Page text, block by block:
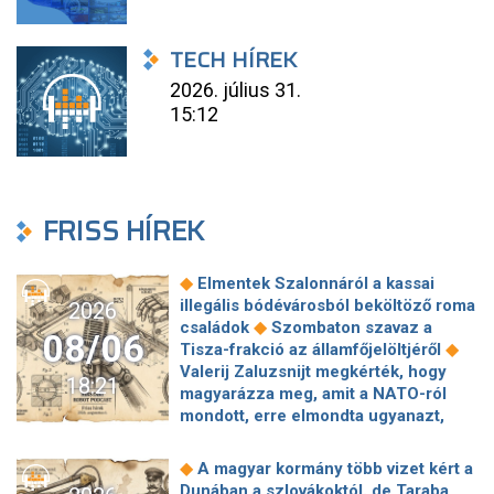
TECH HÍREK
2026. július 31.
15:12
FRISS HÍREK
2026
08/06
18:21
◆ Elmentek Szalonnáról a kassai
illegális bódévárosból beköltöző roma
családok ◆ Szombaton szavaz a
Tisza-frakció az államfőjelöltjéről ◆
Valerij Zaluzsnijt megkérték, hogy
magyarázza meg, amit a NATO-ról
mondott, erre elmondta ugyanazt,
kötött szerződéseket a HM cége a
Lounge Eventtel, a miniszter
◆ A magyar kormány több vizet kért a